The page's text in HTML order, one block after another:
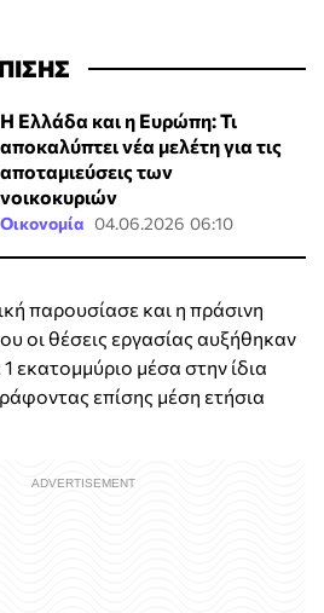
Η Ελλάδα και η Ευρώπη: Τι
αποκαλύπτει νέα μελέτη για τις
αποταμιεύσεις των
νοικοκυριών
Οικονομία 04.06.2026 06:10
παρουσίασε και η πράσινη
οι θέσεις εργασίας αυξήθηκαν
εκατομμύριο μέσα στην ίδια
επίσης μέση ετήσια